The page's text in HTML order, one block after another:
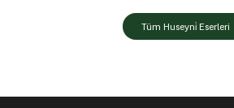
Tüm Huseyni̇ Eserleri